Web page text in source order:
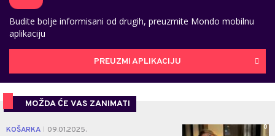
Budite bolje informisani od drugih, preuzmite Mondo mobilnu
aplikaciju
PREUZMI APLIKACIJU
MOŽDA ĆE VAS ZANIMATI
KOŠARKA 09.01.2025. 0